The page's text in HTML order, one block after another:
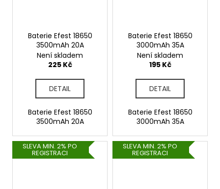
Baterie Efest 18650
3500mAh 20A
Není skladem
225 Kč
DETAIL
Baterie Efest 18650
3500mAh 20A
Baterie Efest 18650
3000mAh 35A
Není skladem
195 Kč
DETAIL
Baterie Efest 18650
3000mAh 35A
SLEVA MIN. 2% PO
REGISTRACI
SLEVA MIN. 2% PO
REGISTRACI